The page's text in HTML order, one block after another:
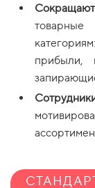
прибыли,